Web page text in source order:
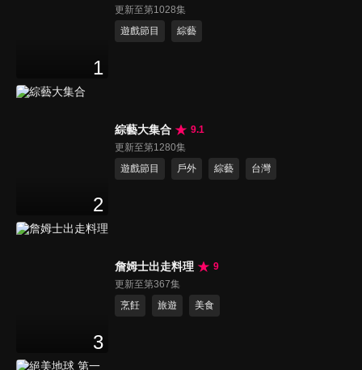
1
更新至第1028集
遊戲節目
綜藝
2
綜藝大集合
9.1
更新至第1280集
遊戲節目
戶外 綜藝 台灣
3
詹姆士出走料理
9
更新至第367集
烹飪
旅遊 美食